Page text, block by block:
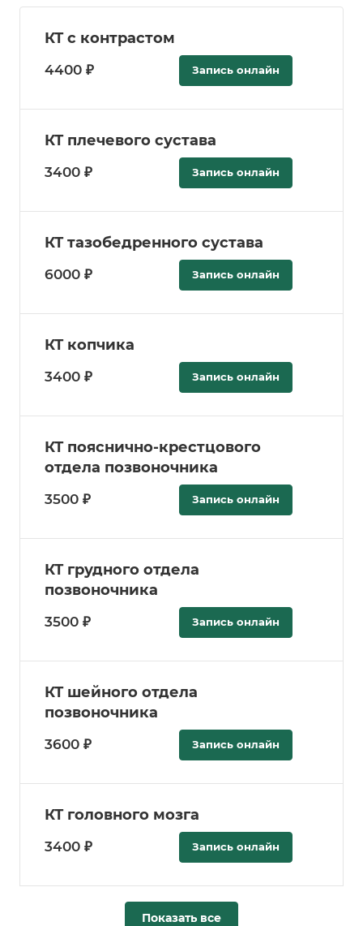
КТ с контрастом
4400 ₽ Запись онлайн
КТ плечевого сустава
3400 ₽ Запись онлайн
КТ тазобедренного сустава
6000 ₽ Запись онлайн
КТ копчика
3400 ₽ Запись онлайн
КТ пояснично-крестцового
отдела позвоночника
3500 ₽ Запись онлайн
КТ грудного отдела
позвоночника
3500 ₽ Запись онлайн
КТ шейного отдела
позвоночника
3600 ₽ Запись онлайн
КТ головного мозга
3400 ₽ Запись онлайн
Показать все